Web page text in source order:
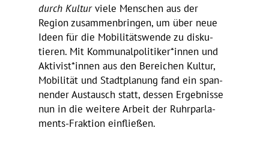
durch Kulturviele Menschen aus der
Region zusam­men­bringen, um über neue
Ideen für die Mobi­li­täts­wende zu disku­
tieren. Mit Kommunalpolitiker*innen und
Aktivist*innen aus den Berei­chen Kultur,
Mobi­lität und Stadt­pla­nung fand ein span­
nender Austausch statt, dessen Ergeb­nisse
nun in die weitere Arbeit der Ruhr­par­la­
ments-Frak­tion einfließen.